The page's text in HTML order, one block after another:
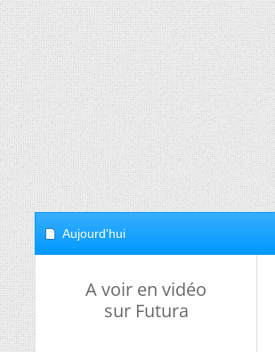
Aujourd'hui
A voir en vidéo
sur Futura